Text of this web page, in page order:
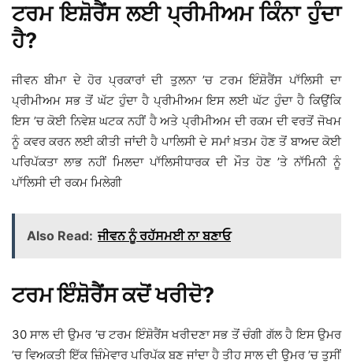
ਟਰਮ ਇਸ਼ੋਰੈਂਸ ਲਈ ਪ੍ਰੀਮੀਅਮ ਕਿੰਨਾ ਹੁੰਦਾ
ਹੈ?
ਜੀਵਨ ਬੀਮਾ ਦੇ ਹੋਰ ਪ੍ਰਕਾਰਾਂ ਦੀ ਤੁਲਨਾ ’ਚ ਟਰਮ ਇੰਸ਼ੋਰੈਂਸ ਪਾੱਲਿਸੀ ਦਾ
ਪ੍ਰੀਮੀਅਮ ਸਭ ਤੋਂ ਘੱਟ ਹੁੰਦਾ ਹੈ ਪ੍ਰੀਮੀਅਮ ਇਸ ਲਈ ਘੱਟ ਹੁੰਦਾ ਹੈ ਕਿਉਂਕਿ
ਇਸ ’ਚ ਕੋਈ ਨਿਵੇਸ਼ ਘਟਕ ਨਹੀਂ ਹੈ ਅਤੇ ਪ੍ਰੀਮੀਅਮ ਦੀ ਰਕਮ ਦੀ ਵਰਤੋਂ ਜੋਖਮ
ਨੂੰ ਕਵਰ ਕਰਨ ਲਈ ਕੀਤੀ ਜਾਂਦੀ ਹੈ ਪਾਲਿਸੀ ਦੇ ਸਮਾਂ ਖ਼ਤਮ ਹੋਣ ਤੋਂ ਬਾਅਦ ਕੋਈ
ਪਰਿਪੱਕਤਾ ਲਾਭ ਨਹੀਂ ਮਿਲਦਾ ਪਾੱਲਿਸੀਧਾਰਕ ਦੀ ਮੌਤ ਹੋਣ ’ਤੇ ਨਾੱਮਿਨੀ ਨੂੰ
ਪਾੱਲਿਸੀ ਦੀ ਰਕਮ ਮਿਲੇਗੀ
Also Read: ਜੀਵਨ ਨੂੰ ਰਹੱਸਮਈ ਨਾ ਬਣਾਓ
ਟਰਮ ਇੰਸ਼ੋਰੈਂਸ ਕਦੋਂ ਖਰੀਦੋ?
30 ਸਾਲ ਦੀ ਉਮਰ ’ਚ ਟਰਮ ਇੰਸ਼ੋਰੈਂਸ ਖਰੀਦਣਾ ਸਭ ਤੋਂ ਚੰਗੀ ਗੱਲ ਹੈ ਇਸ ਉਮਰ
’ਚ ਵਿਅਕਤੀ ਇੱਕ ਜ਼ਿੰਮੇਵਾਰ ਪਰਿਪੱਕ ਬਣ ਜਾਂਦਾ ਹੈ ਤੀਹ ਸਾਲ ਦੀ ਉਮਰ ’ਚ ਤੁਸੀਂ